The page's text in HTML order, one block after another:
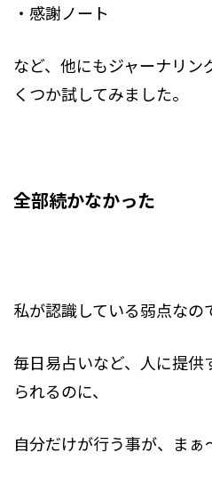
・感謝ノート
など、他にもジャーナリ
くつか試してみました。
全部続かなかった
私が認識している弱点なの
毎日易占いなど、人に提
られるのに、
自分だけが行う事が、まぁ